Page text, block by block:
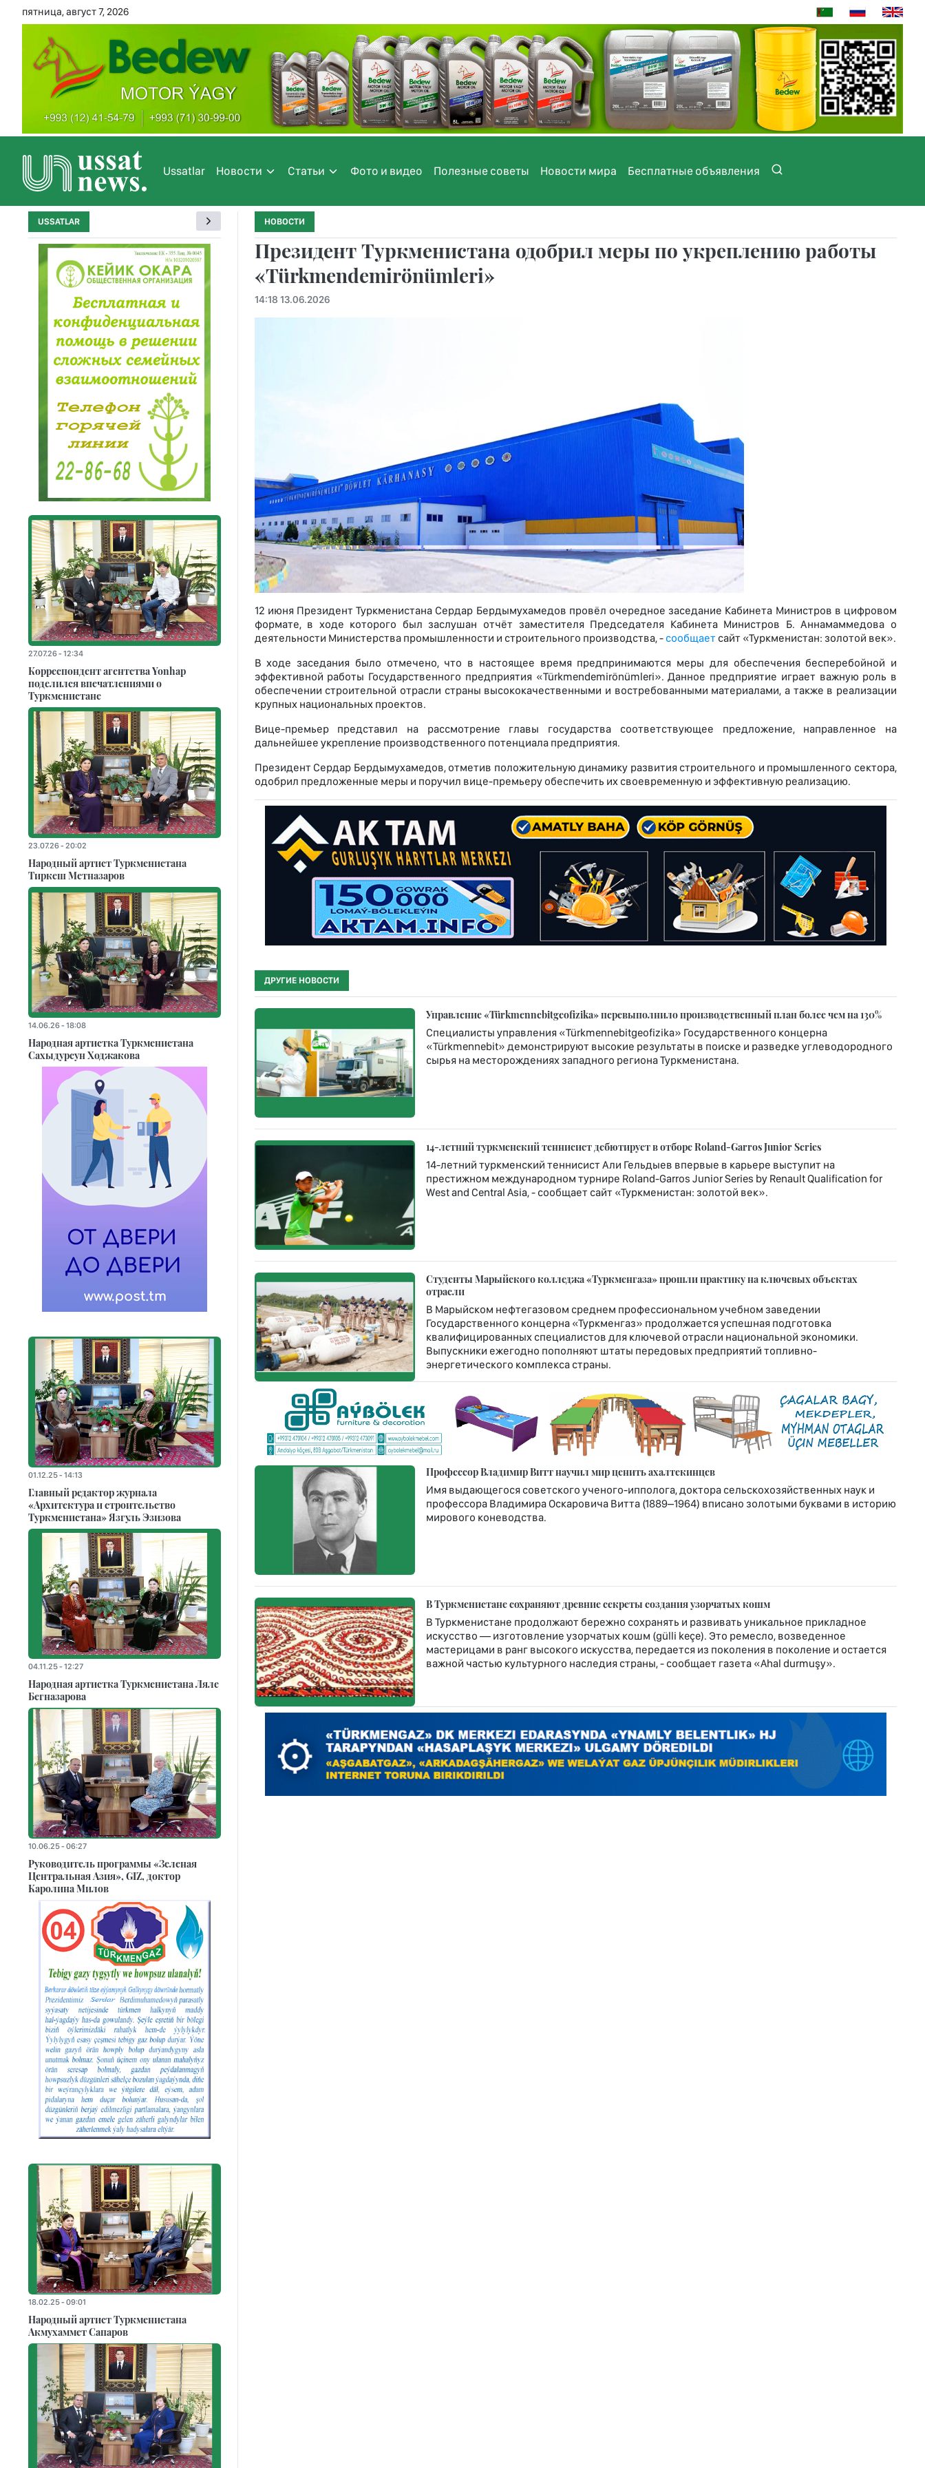
пятница, август 7, 2026
Ussatlar Новости Статьи Фото и видео Полезные советы Новости мира Бесплатные объявления
НОВОСТИ
Президент Туркменистана одобрил меры по укреплению работы
«Türkmendemirönümleri»
14:18 13.06.2026
12 июня Президент Туркменистана Сердар Бердымухамедов провёл очередное заседание Кабинета Министров в цифровом
формате, в ходе которого был заслушан отчёт заместителя Председателя Кабинета Министров Б. Аннамаммедова о
деятельности Министерства промышленности и строительного производства, - сообщаетсайт «Туркменистан: золотой век».
В ходе заседания было отмечено, что в настоящее время предпринимаются меры для обеспечения бесперебойной и
эффективной работы Государственного предприятия «Türkmendemirönümleri». Данное предприятие играет важную роль в
обеспечении строительной отрасли страны высококачественными и востребованными материалами, а также в реализации
крупных национальных проектов.
Вице-премьер представил на рассмотрение главы государства соответствующее предложение, направленное на
дальнейшее укрепление производственного потенциала предприятия.
Президент Сердар Бердымухамедов, отметив положительную динамику развития строительного и промышленного сектора,
одобрил предложенные меры и поручил вице-премьеру обеспечить их своевременную и эффективную реализацию.
ДРУГИЕ НОВОСТИ
Управление «Türkmennebitgeofizika» перевыполнило производственный план более чем на 130%
Специалисты управления «Türkmennebitgeofizika» Государственного концерна
«Türkmennebit» демонстрируют высокие результаты в поиске и разведке углеводородного
сырья на месторождениях западного региона Туркменистана.
14-летний туркменский теннисист дебютирует в отборе Roland-Garros Junior Series
14-летний туркменский теннисист Али Гельдыев впервые в карьере выступит на
престижном международном турнире Roland-Garros Junior Series by Renault Qualification for
West and Central Asia, - сообщает сайт «Туркменистан: золотой век».
Студенты Марыйского колледжа «Туркменгаза» прошли практику на ключевых объектах
отрасли
В Марыйском нефтегазовом среднем профессиональном учебном заведении
Государственного концерна «Туркменгаз» продолжается успешная подготовка
квалифицированных специалистов для ключевой отрасли национальной экономики.
Выпускники ежегодно пополняют штаты передовых предприятий топливно-
энергетического комплекса страны.
Профессор Владимир Витт научил мир ценить ахалтекинцев
Имя выдающегося советского ученого-ипполога, доктора сельскохозяйственных наук и
профессора Владимира Оскаровича Витта (1889–1964) вписано золотыми буквами в историю
мирового коневодства.
В Туркменистане сохраняют древние секреты создания узорчатых кошм
В Туркменистане продолжают бережно сохранять и развивать уникальное прикладное
искусство — изготовление узорчатых кошм (gülli keçe). Это ремесло, возведенное
мастерицами в ранг высокого искусства, передается из поколения в поколение и остается
важной частью культурного наследия страны, - сообщает газета «Ahal durmuşy».
USSATLAR
27.07.26 - 12:34
Корреспондент агентства Yonhap
поделился впечатлениями о
Туркменистане
23.07.26 - 20:02
Народный артист Туркменистана
Тиркеш Мeтназаров
14.06.26 - 18:08
Народная артистка Туркменистана
Сахыдурсун Ходжакова
01.12.25 - 14:13
Главный редактор журнала
«Архитектура и строительство
Туркменистана» Язгуль Эзизова
04.11.25 - 12:27
Народная артистка Туркменистана Ляле
Бегназарова
10.06.25 - 06:27
Руководитель программы «Зеленая
Центральная Азия», GIZ, доктор
Каролина Милов
18.02.25 - 09:01
Народный артист Туркменистана
Акмухаммет Сапаров